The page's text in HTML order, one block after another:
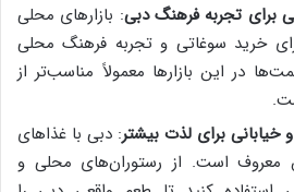
برای تجربه فرهنگ دبی: بازارهای محلی
خرید سوغاتی و تجربه فرهنگ محلی
در این بازارها معمولاً مناسب‌تر از
برای لذت بیشتر: دبی با غذاهای
معروف است. از رستوران‌های محلی و